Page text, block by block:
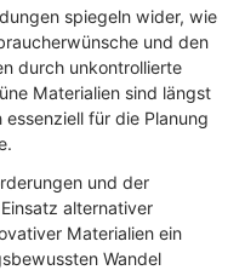
spiegeln wider, wie
und den
durch unkontrollierte
Materialien sind längst
für die Planung
und der
alternativer
Materialien ein
Wandel